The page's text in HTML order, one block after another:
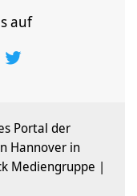
auf
Portal der
Hannover in
Mediengruppe |